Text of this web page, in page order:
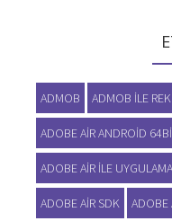
ADMOB ADMOB ILE
ADOBE AIR ANDROID
ADOBE AIR ILE
ADOBE AIR SDK ADOBE